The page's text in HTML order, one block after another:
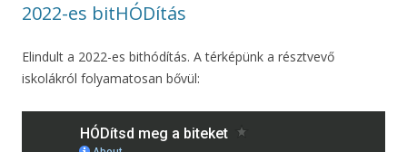
2022-es bitHÓDítás
Elindult a 2022-es bithódítás. A térképünk a résztvevő
iskolákról folyamatosan bővül: